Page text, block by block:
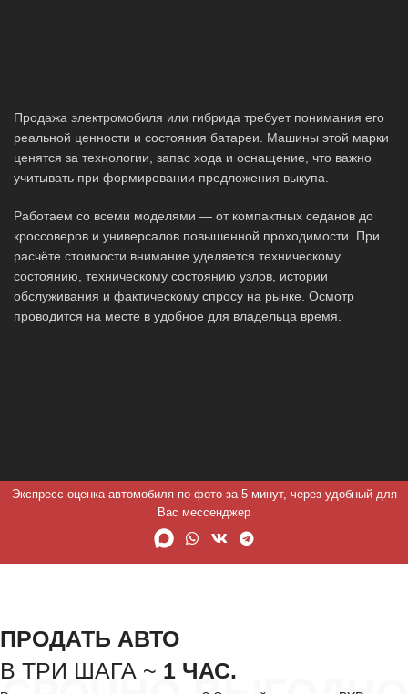
Продажа электромобиля или гибрида требует понимания его
реальной ценности и состояния батареи. Машины этой марки
ценятся за технологии, запас хода и оснащение, что важно
учитывать при формировании предложения выкупа.
Работаем со всеми моделями — от компактных седанов до
кроссоверов и универсалов повышенной проходимости. При
расчёте стоимости внимание уделяется техническому
состоянию, техническому состоянию узлов, истории
обслуживания и фактическому спросу на рынке. Осмотр
проводится на месте в удобное для владельца время.
Экспресс оценка автомобиля по фото за 5 минут, через удобный для
Вас мессенджер
ПРОДАТЬ АВТО
В ТРИ ШАГА ~ 1 ЧАС.